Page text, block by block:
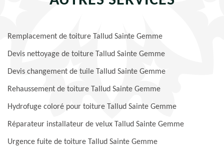
Remplacement de toiture Tallud Sainte Gemme
Devis nettoyage de toiture Tallud Sainte Gemme
Devis changement de tuile Tallud Sainte Gemme
Rehaussement de toiture Tallud Sainte Gemme
Hydrofuge coloré pour toiture Tallud Sainte Gemme
Réparateur installateur de velux Tallud Sainte Gemme
Urgence fuite de toiture Tallud Sainte Gemme